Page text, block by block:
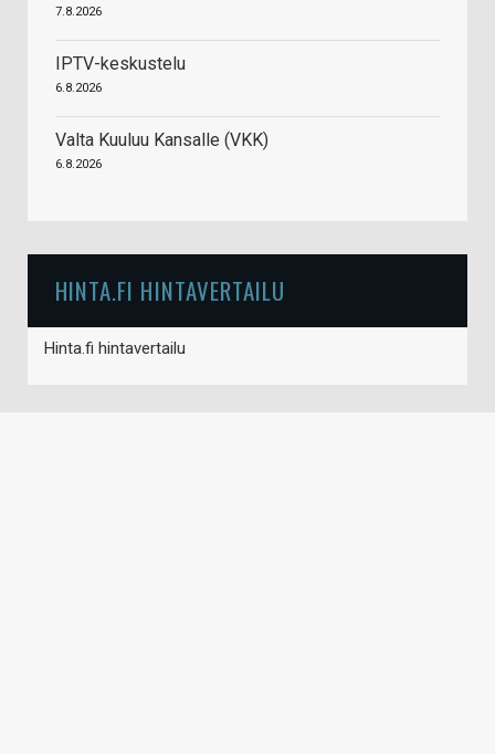
7.8.2026
IPTV-keskustelu
6.8.2026
Valta Kuuluu Kansalle (VKK)
6.8.2026
HINTA.FI HINTAVERTAILU
Hinta.fi hintavertailu